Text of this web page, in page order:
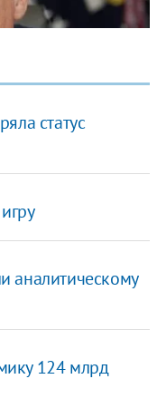
статус
аналитическому
124 млрд